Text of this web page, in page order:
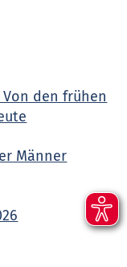
den frühen
Männer